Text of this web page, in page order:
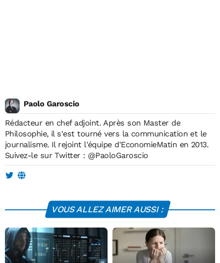
Paolo Garoscio
Rédacteur en chef adjoint. Après son Master de
Philosophie, il s'est tourné vers la communication et le
journalisme. Il rejoint l'équipe d'EconomieMatin en 2013.
Suivez-le sur Twitter : @PaoloGaroscio
VOUS ALLEZ AIMER AUSSI :